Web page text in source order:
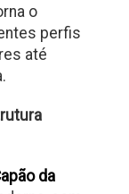
o
perfis
até
da